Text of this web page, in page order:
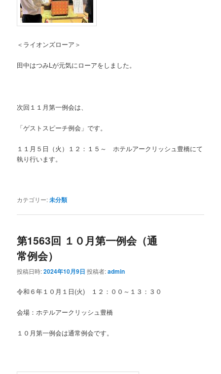
＜ライオンズローア＞
田中はつみLが元気にローアをしました。
次回１１月第一例会は、
「ゲストスピーチ例会」です。
１１月５日（火）１２：１５～ ホテルアークリッシュ豊橋にて
執り行います。
カテゴリー:未分類
第1563回 １０月第一例会（通
常例会）
投稿日時:2024年10月9日 投稿者:admin
令和６年１０月１日(火) １２：００～１３：３０
会場：ホテルアークリッシュ豊橋
１０月第一例会は通常例会です。